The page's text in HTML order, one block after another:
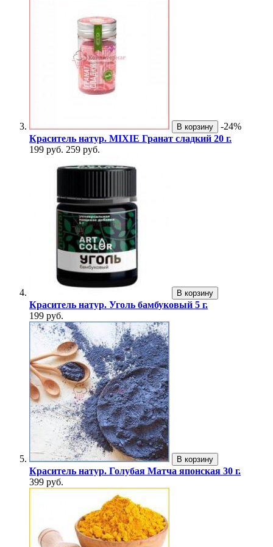
В корзину
-24%
Краситель натур. MIXIE Гранат сладкий 20 г.
199 руб. 259 руб.
В корзину
Краситель натур. Уголь бамбуковый 5 г.
199 руб.
В корзину
Краситель натур. Голубая Матча японская 30 г.
399 руб.